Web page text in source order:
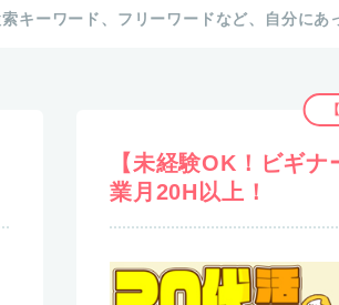
キーワード、フリーワードなど、自分にあ
【未経験OK！ビギ
業月20H以上！